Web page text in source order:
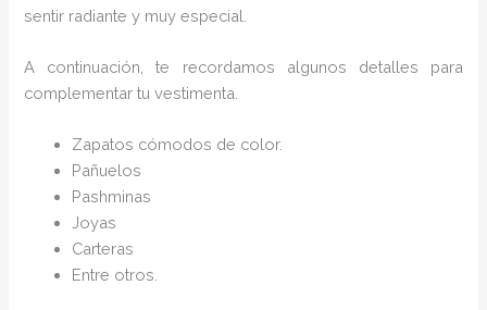
sentir radiante y muy especial.
A continuación, te recordamos algunos detalles para
complementar tu vestimenta.
Zapatos cómodos de color.
Pañuelos
Pashminas
Joyas
Carteras
Entre otros.